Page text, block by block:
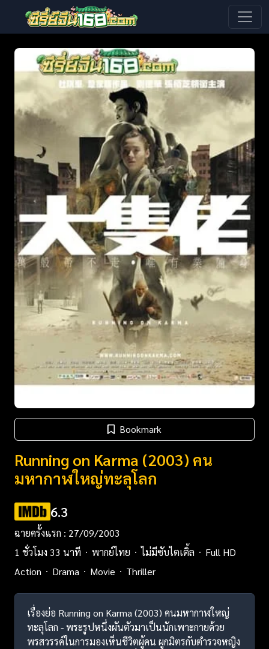
Bookmark
Running on Karma (2003) คน
มหากาฬใหญ่ทะลุโลก
6.3
ฉายครั้งแรก : 27/09/2003
1 ชั่วโมง 33 นาที
พากย์ไทย ไม่มีซับไตเติ้ล
Full HD
Action
Drama Movie Thriller
เรื่องย่อ Running on Karma (2003) คนมหากาฬใหญ่
ทะลุโลก - พระรูปหนึ่งผันตัวมาเป็นนักเพาะกายด้วย
พรสวรรค์ในการมองเห็นชีวิตผู้คน ผูกมิตรกับตำรวจหญิง